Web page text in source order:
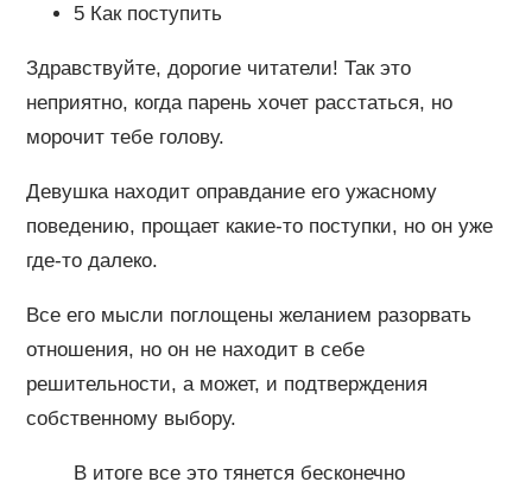
5 Как поступить
Здравствуйте, дорогие читатели! Так это
неприятно, когда парень хочет расстаться, но
морочит тебе голову.
Девушка находит оправдание его ужасному
поведению, прощает какие-то поступки, но он уже
где-то далеко.
Все его мысли поглощены желанием разорвать
отношения, но он не находит в себе
решительности, а может, и подтверждения
собственному выбору.
В итоге все это тянется бесконечно